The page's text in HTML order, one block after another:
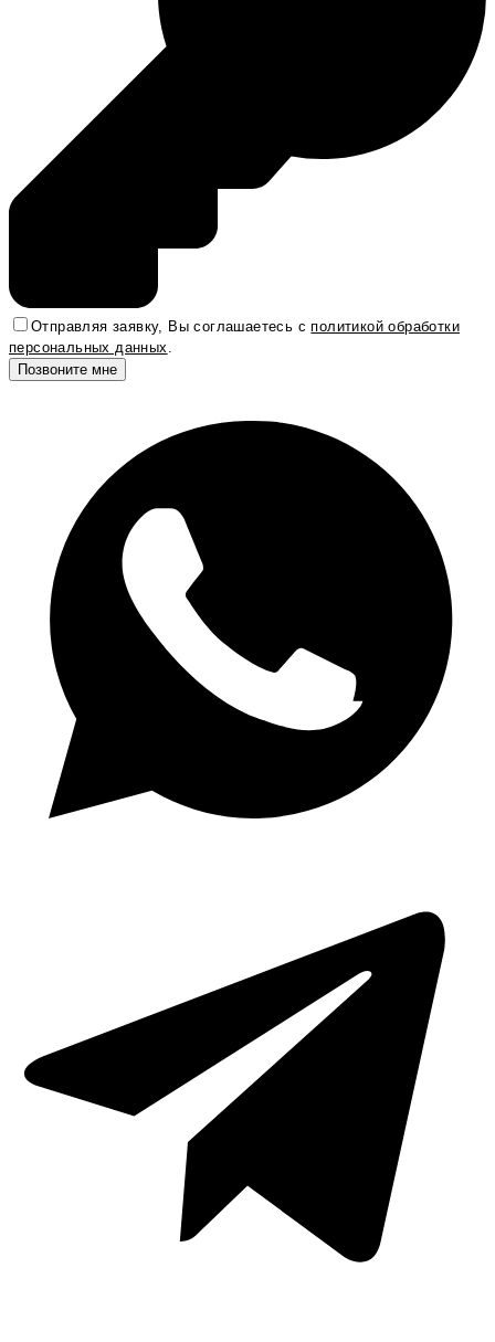
Отправляя заявку, Вы соглашаетесь сполитикой обработки
персональных данных